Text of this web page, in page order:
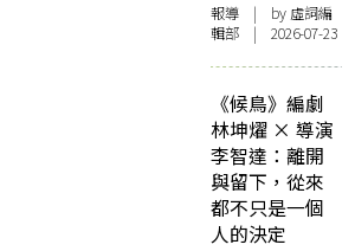
報導 | by 虛詞編
輯部 | 2026-07-23
《候鳥》編劇
林坤燿 × 導演
李智達：離開
與留下，從來
都不只是一個
人的決定